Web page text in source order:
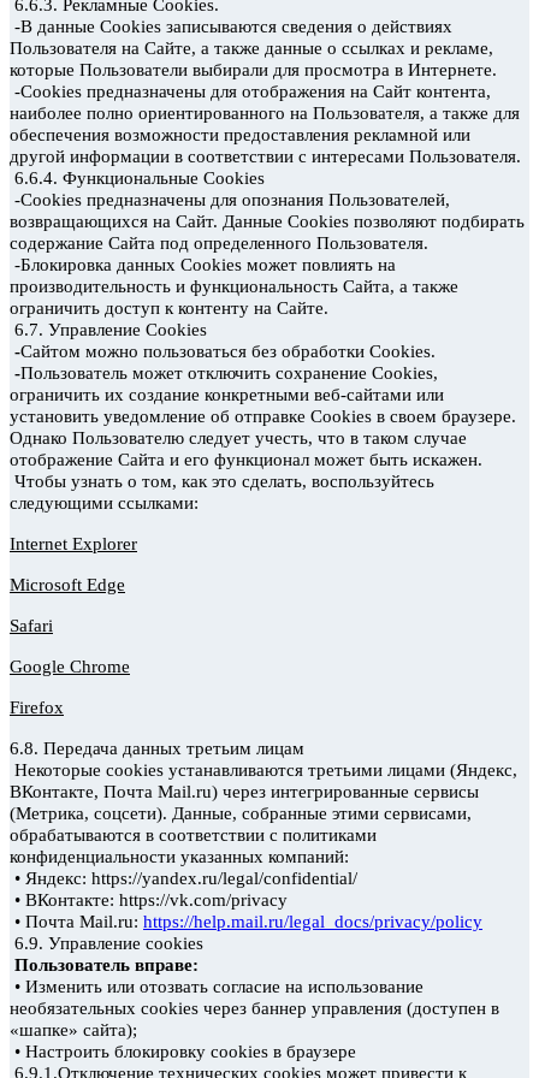
6.6.3. Рекламные Cookies.
-В данные Cookies записываются сведения о действиях
Пользователя на Сайте, а также данные о ссылках и рекламе,
которые Пользователи выбирали для просмотра в Интернете.
-Cookies предназначены для отображения на Сайт контента,
наиболее полно ориентированного на Пользователя, а также для
обеспечения возможности предоставления рекламной или
другой информации в соответствии с интересами Пользователя.
6.6.4. Функциональные Cookies
-Cookies предназначены для опознания Пользователей,
возвращающихся на Сайт. Данные Cookies позволяют подбирать
содержание Сайта под определенного Пользователя.
-Блокировка данных Cookies может повлиять на
производительность и функциональность Сайта, а также
ограничить доступ к контенту на Сайте.
6.7. Управление Cookies
-Сайтом можно пользоваться без обработки Cookies.
-Пользователь может отключить сохранение Cookies,
ограничить их создание конкретными веб-сайтами или
установить уведомление об отправке Cookies в своем браузере.
Однако Пользователю следует учесть, что в таком случае
отображение Сайта и его функционал может быть искажен.
Чтобы узнать о том, как это сделать, воспользуйтесь
следующими ссылками:
Internet Explorer
Microsoft Edge
Safari
Google Chrome
Firefox
6.8. Передача данных третьим лицам
Некоторые cookies устанавливаются третьими лицами (Яндекс,
ВКонтакте, Почта Mail.ru) через интегрированные сервисы
(Метрика, соцсети). Данные, собранные этими сервисами,
обрабатываются в соответствии с политиками
конфиденциальности указанных компаний:
• Яндекс: https://yandex.ru/legal/confidential/
• ВКонтакте: https://vk.com/privacy
• Почта Mail.ru: https://help.mail.ru/legal_docs/privacy/policy
6.9. Управление cookies
Пользователь вправе:
• Изменить или отозвать согласие на использование
необязательных cookies через баннер управления (доступен в
«шапке» сайта);
• Настроить блокировку cookies в браузере
6.9.1.Отключение технических cookies может привести к